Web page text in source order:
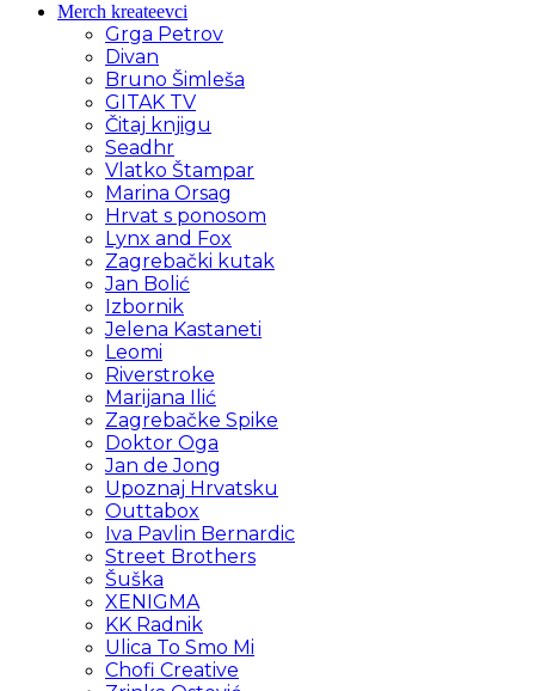
Merch kreateevci
Grga Petrov
Divan
Bruno Šimleša
GITAK TV
Čitaj knjigu
Seadhr
Vlatko Štampar
Marina Orsag
Hrvat s ponosom
Lynx and Fox
Zagrebački kutak
Jan Bolić
Izbornik
Jelena Kastaneti
Leomi
Riverstroke
Marijana Ilić
Zagrebačke Spike
Doktor Oga
Jan de Jong
Upoznaj Hrvatsku
Outtabox
Iva Pavlin Bernardic
Street Brothers
Šuška
XENIGMA
KK Radnik
Ulica To Smo Mi
Chofi Creative